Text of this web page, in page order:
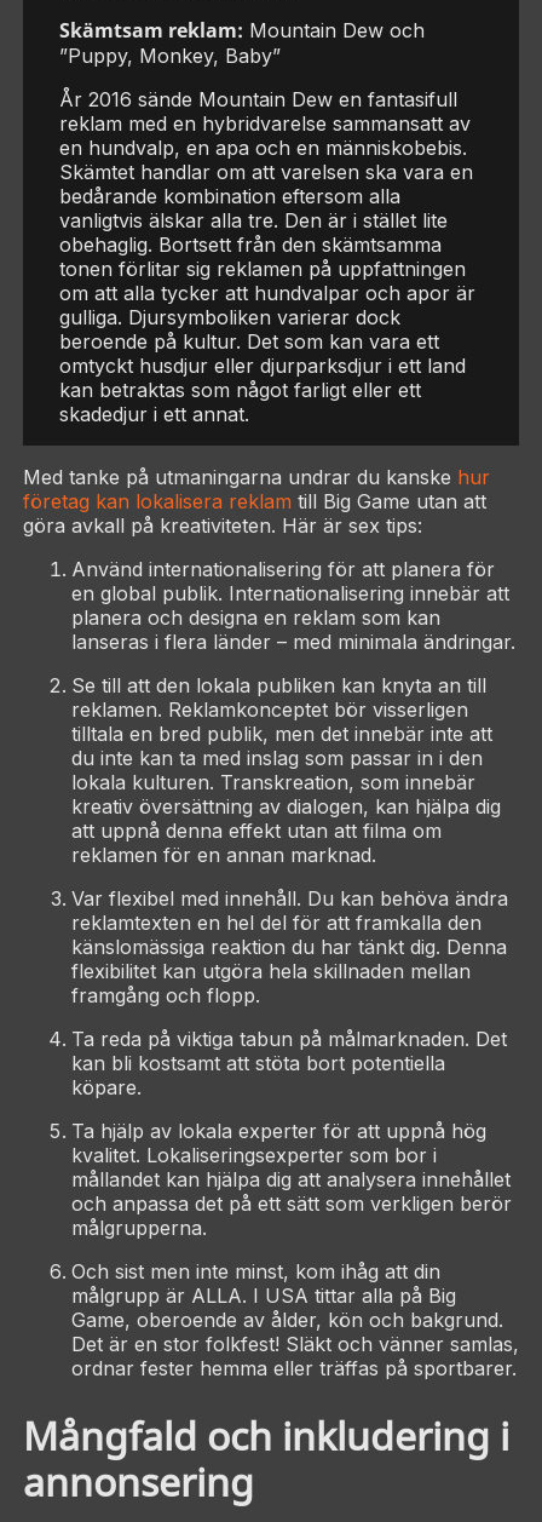
Skämtsam reklam: Mountain Dew och
”Puppy, Monkey, Baby”
År 2016 sände Mountain Dew en fantasifull
reklam med en hybridvarelse sammansatt av
en hundvalp, en apa och en människobebis.
Skämtet handlar om att varelsen ska vara en
bedårande kombination eftersom alla
vanligtvis älskar alla tre. Den är i stället lite
obehaglig. Bortsett från den skämtsamma
tonen förlitar sig reklamen på uppfattningen
om att alla tycker att hundvalpar och apor är
gulliga. Djursymboliken varierar dock
beroende på kultur. Det som kan vara ett
omtyckt husdjur eller djurparksdjur i ett land
kan betraktas som något farligt eller ett
skadedjur i ett annat.
Med tanke på utmaningarna undrar du kanske hur
företag kan lokalisera reklam till Big Game utan att
göra avkall på kreativiteten. Här är sex tips:
Använd internationalisering för att planera för
en global publik. Internationalisering innebär att
planera och designa en reklam som kan
lanseras i flera länder – med minimala ändringar.
Se till att den lokala publiken kan knyta an till
reklamen. Reklamkonceptet bör visserligen
tilltala en bred publik, men det innebär inte att
du inte kan ta med inslag som passar in i den
lokala kulturen. Transkreation, som innebär
kreativ översättning av dialogen, kan hjälpa dig
att uppnå denna effekt utan att filma om
reklamen för en annan marknad.
Var flexibel med innehåll. Du kan behöva ändra
reklamtexten en hel del för att framkalla den
känslomässiga reaktion du har tänkt dig. Denna
flexibilitet kan utgöra hela skillnaden mellan
framgång och flopp.
Ta reda på viktiga tabun på målmarknaden. Det
kan bli kostsamt att stöta bort potentiella
köpare.
Ta hjälp av lokala experter för att uppnå hög
kvalitet. Lokaliseringsexperter som bor i
mållandet kan hjälpa dig att analysera innehållet
och anpassa det på ett sätt som verkligen berör
målgrupperna.
Och sist men inte minst, kom ihåg att din
målgrupp är ALLA. I USA tittar alla på Big
Game, oberoende av ålder, kön och bakgrund.
Det är en stor folkfest! Släkt och vänner samlas,
ordnar fester hemma eller träffas på sportbarer.
Mångfald och inkludering i
annonsering